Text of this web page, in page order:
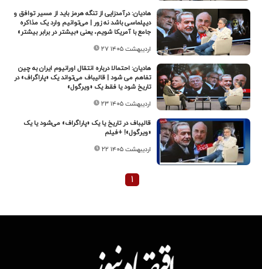
هادیان: درآمدزایی از تنگه هرمز باید از مسیر توافق و
دیپلماسی باشد نه زور | می‌توانیم وارد یک مذاکره
جامع با آمریکا شویم، یعنی «بیشتر در برابر بیشتر»
۲۷ اردیبهشت ۱۴۰۵
هادیان: احتمالا درباره انتقال اورانیوم ایران به چین
تفاهم می شود | قالیباف می‌تواند یک «پاراگراف» در
تاریخ شود یا فقط یک «ویرگول»
۲۳ اردیبهشت ۱۴۰۵
قالیباف در تاریخ یا یک «پاراگراف» می‌شود یا یک
«ویرگول»! +فیلم
۲۲ اردیبهشت ۱۴۰۵
۱